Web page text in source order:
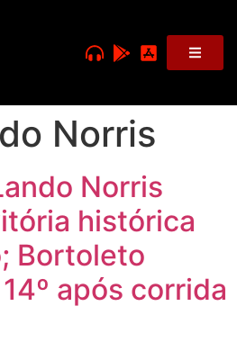
Norris
Norris
histórica
Bortoleto
após corrida